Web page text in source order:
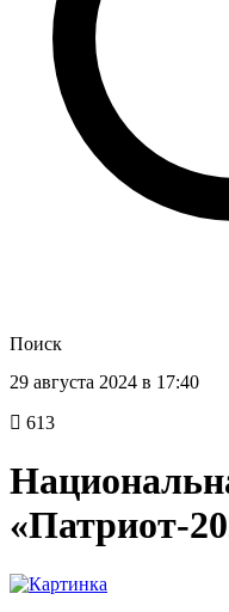
Поиск
29 августа 2024 в 17:40
613
«Патриот-